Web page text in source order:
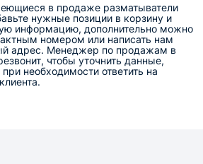
в продаже разматыватели
нужные позиции в корзину и
информацию, дополнительно можно
номером или написать нам
адрес. Менеджер по продажам в
чтобы уточнить данные,
необходимости ответить на